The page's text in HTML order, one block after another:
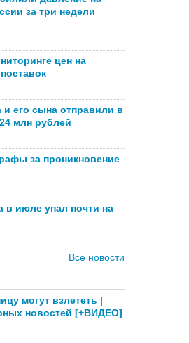
за три недели
цен на
его сына отправили в
млн рублей
за проникновение
в июле упал почти на
Все новости
могут взлететь |
новостей [+ВИДЕО]